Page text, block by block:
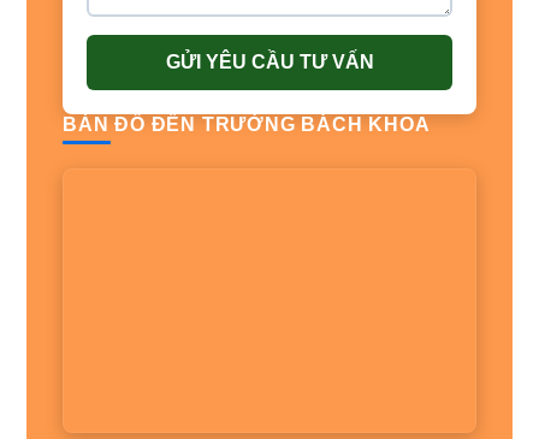
GỬI YÊU CẦU TƯ VẤN
BẢN ĐỒ ĐẾN TRƯỜNG BÁCH KHOA